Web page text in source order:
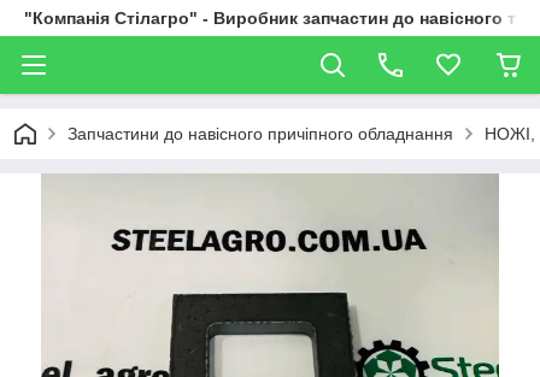
"Компанія Стілагро" - Виробник запчастин до навісного та
Запчастини до навісного причіпного обладнання НОЖІ,